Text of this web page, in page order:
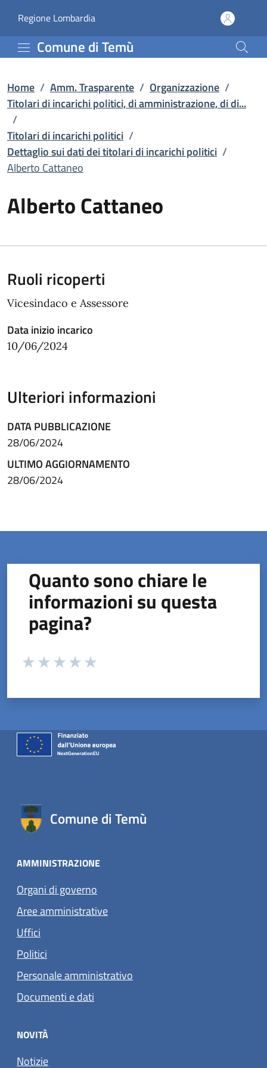
Alberto Cattaneo |
Regione Lombardia(apre in un'altra scheda).
Comune di Temù
Home / Amm. Trasparente / Organizzazione /
Titolari di incarichi politici, di amministrazione, di di...
/
Titolari di incarichi politici /
Dettaglio sui dati dei titolari di incarichi politici /
Alberto Cattaneo
Alberto Cattaneo
Ruoli ricoperti
Vicesindaco e Assessore
Data inizio incarico
10/06/2024
Ulteriori informazioni
DATA PUBBLICAZIONE
28/06/2024
ULTIMO AGGIORNAMENTO
28/06/2024
Quanto sono chiare le
informazioni su questa
pagina?
Valuta da 1 a 5 stelle la pagina
Comune di Temù
AMMINISTRAZIONE
Organi di governo
Aree amministrative
Uffici
Politici
Personale amministrativo
Documenti e dati
NOVITÀ
Notizie